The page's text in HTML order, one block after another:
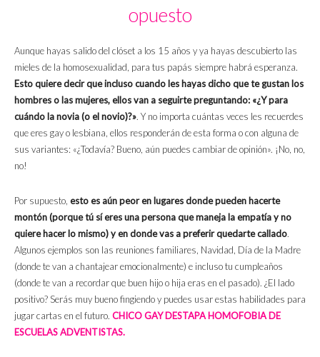
opuesto
Aunque hayas salido del clóset a los 15 años y ya hayas descubierto las
mieles de la homosexualidad, para tus papás siempre habrá esperanza.
Esto quiere decir que incluso cuando les hayas dicho que te gustan los
hombres o las mujeres, ellos van a seguirte preguntando: «¿Y para
cuándo la novia (o el novio)?». Y no importa cuántas veces les recuerdes
que eres gay o lesbiana, ellos responderán de esta forma o con alguna de
sus variantes: «¿Todavía? Bueno, aún puedes cambiar de opinión». ¡No, no,
no!
Por supuesto, esto es aún peor en lugares donde pueden hacerte
montón (porque tú sí eres una persona que maneja la empatía y no
quiere hacer lo mismo) y en donde vas a preferir quedarte callado.
Algunos ejemplos son las reuniones familiares, Navidad, Día de la Madre
(donde te van a chantajear emocionalmente) e incluso tu cumpleaños
(donde te van a recordar que buen hijo o hija eras en el pasado). ¿El lado
positivo? Serás muy bueno fingiendo y puedes usar estas habilidades para
jugar cartas en el futuro. CHICO GAY DESTAPA HOMOFOBIA DE
ESCUELAS ADVENTISTAS.